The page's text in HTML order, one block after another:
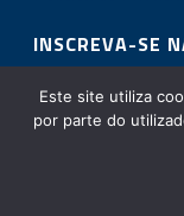
INSCREVA-SE
Este site utiliza
por parte do